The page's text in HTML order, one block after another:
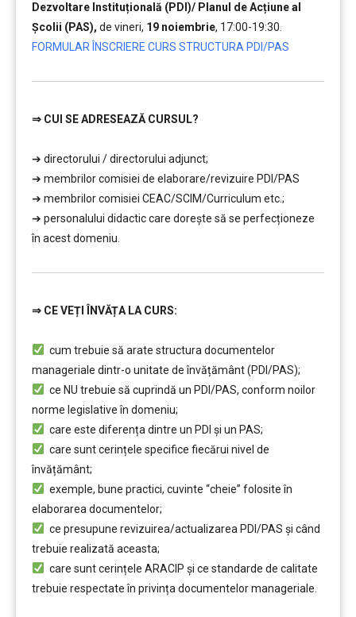
Dezvoltare Instituțională (PDI)/ Planul de Acțiune al
Școlii (PAS), de vineri, 19 noiembrie, 17:00-19:30.
FORMULAR ÎNSCRIERE CURS STRUCTURA PDI/PAS
⇒ CUI SE ADRESEAZĂ CURSUL?
➔ directorului / directorului adjunct;
➔ membrilor comisiei de elaborare/revizuire PDI/PAS
➔ membrilor comisiei CEAC/SCIM/Curriculum etc.;
➔ personalului didactic care doreşte să se perfecționeze
în acest domeniu.
⇒ CE VEȚI ÎNVĂȚA LA CURS:
cum trebuie să arate structura documentelor
manageriale dintr-o unitate de învățământ (PDI/PAS);
ce NU trebuie să cuprindă un PDI/PAS, conform noilor
norme legislative în domeniu;
care este diferența dintre un PDI şi un PAS;
care sunt cerințele specifice fiecărui nivel de
învățământ;
exemple, bune practici, cuvinte “cheie” folosite în
elaborarea documentelor;
ce presupune revizuirea/actualizarea PDI/PAS şi când
trebuie realizată aceasta;
care sunt cerințele ARACIP şi ce standarde de calitate
trebuie respectate în privința documentelor manageriale.